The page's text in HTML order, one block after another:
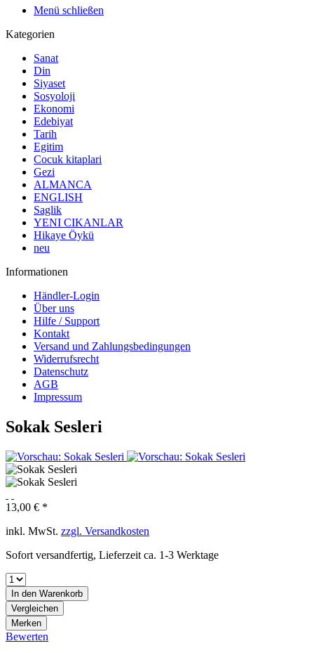
Menü schließen
Kategorien
Sanat
Din
Siyaset
Sosyoloji
Ekonomi
Edebiyat
Tarih
Egitim
Cocuk kitaplari
Gezi
ALMANCA
ENGLISH
Saglik
YENI CIKANLAR
Hikaye Öykü
neu
Informationen
Händler-Login
Über uns
Hilfe / Support
Kontakt
Versand und Zahlungsbedingungen
Widerrufsrecht
Datenschutz
AGB
Impressum
Sokak Sesleri
13,00 € *
inkl. MwSt. zzgl. Versandkosten
Sofort versandfertig, Lieferzeit ca. 1-3 Werktage
In den Warenkorb
Vergleichen
Merken
Bewerten